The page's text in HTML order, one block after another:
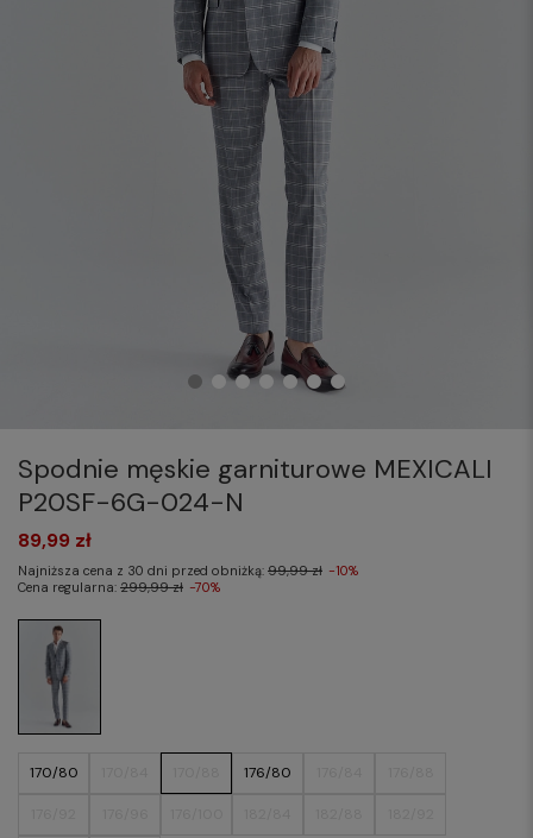
Spodnie męskie garniturowe MEXICALI
P20SF-6G-024-N
170/80 176/80
89,99 zł
Najniższa cena z 30 dni przed obniżką: 99,99 zł -10%
Cena regularna: 299,99 zł -70%